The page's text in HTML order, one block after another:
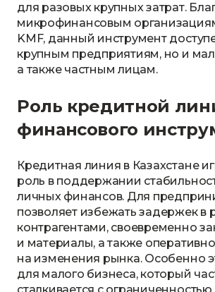
для разовых крупных затрат.
микрофинансовым
KMF, данный инструмент
крупным предприятиям, но и
а также частным лицам.
Роль кредитной
финансового
Кредитная линия в Казахстане
роль в поддержании
личных финансов. Для
позволяет избежать задержек в
контрагентами, своевременно
и материалы, а также
на изменения рынка. Особенно
для малого бизнеса, который